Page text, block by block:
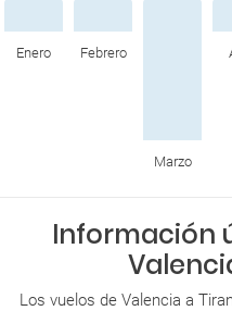
Enero Febrero
Marzo
Información
Los vuelos de Valencia a